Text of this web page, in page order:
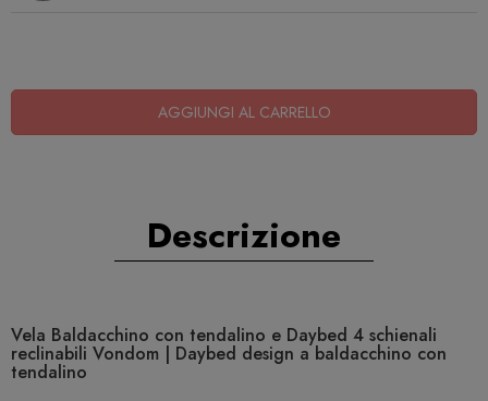
AGGIUNGI AL CARRELLO
Descrizione
Vela Baldacchino con tendalino e Daybed 4 schienali
reclinabili Vondom | Daybed design a baldacchino con
tendalino